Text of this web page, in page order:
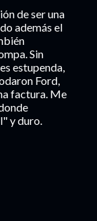
de ser una
además el
Sin
estupenda,
Ford,
factura. Me
y duro.